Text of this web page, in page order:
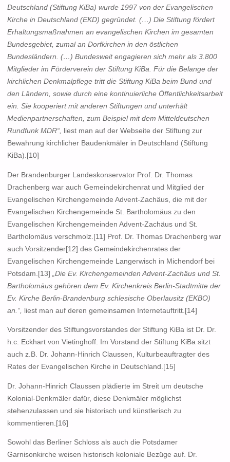
Deutschland (Stiftung KiBa) wurde 1997 von der Evangelischen
Kirche in Deutschland (EKD) gegründet. (…) Die Stiftung fördert
Erhaltungsmaßnahmen an evangelischen Kirchen im gesamten
Bundesgebiet, zumal an Dorfkirchen in den östlichen
Bundesländern. (…) Bundesweit engagieren sich mehr als 3.800
Mitglieder im Förderverein der Stiftung KiBa. Für die Belange der
kirchlichen Denkmalpflege tritt die Stiftung KiBa beim Bund und
den Ländern, sowie durch eine kontinuierliche Öffentlichkeitsarbeit
ein. Sie kooperiert mit anderen Stiftungen und unterhält
Medienpartnerschaften, zum Beispiel mit dem Mitteldeutschen
Rundfunk MDR“, liest man auf der Webseite der Stiftung zur
Bewahrung kirchlicher Baudenkmäler in Deutschland (Stiftung
KiBa).[10]
Der Brandenburger Landeskonservator Prof. Dr. Thomas
Drachenberg war auch Gemeindekirchenrat und Mitglied der
Evangelischen Kirchengemeinde Advent-Zachäus, die mit der
Evangelischen Kirchengemeinde St. Bartholomäus zu den
Evangelischen Kirchengemeinden Advent-Zachäus und St.
Bartholomäus verschmolz.[11] Prof. Dr. Thomas Drachenberg war
auch Vorsitzender[12] des Gemeindekirchenrates der
Evangelischen Kirchengemeinde Langerwisch in Michendorf bei
Potsdam.[13]
„Die Ev. Kirchengemeinden Advent-Zachäus und St.
Bartholomäus gehören dem Ev. Kirchenkreis Berlin-Stadtmitte der
Ev. Kirche Berlin-Brandenburg schlesische Oberlausitz (EKBO)
an.“,
liest man auf deren gemeinsamen Internetauftritt.[14]
Vorsitzender des Stiftungsvorstandes der Stiftung KiBa ist Dr. Dr.
h.c. Eckhart von Vietinghoff. Im Vorstand der Stiftung KiBa sitzt
auch z.B. Dr. Johann-Hinrich Claussen, Kulturbeauftragter des
Rates der Evangelischen Kirche in Deutschland.[15]
Dr. Johann-Hinrich Claussen plädierte im Streit um deutsche
Kolonial-Denkmäler dafür, diese Denkmäler möglichst
stehenzulassen und sie historisch und künstlerisch zu
kommentieren.[16]
Sowohl das Berliner Schloss als auch die Potsdamer
Garnisonkirche weisen historisch koloniale Bezüge auf. Dr.